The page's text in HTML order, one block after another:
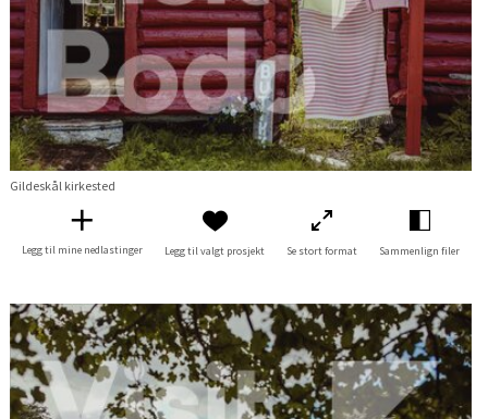
Gildeskål kirkested
Legg til mine nedlastinger Legg til valgt prosjekt Se stort format Sammenlign filer